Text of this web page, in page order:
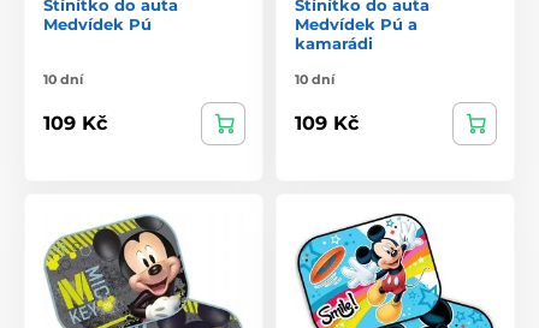
Stínítko do auta
Medvídek Pú
10 dní
109 Kč
Stínítko do auta
Medvídek Pú a
kamarádi
10 dní
109 Kč